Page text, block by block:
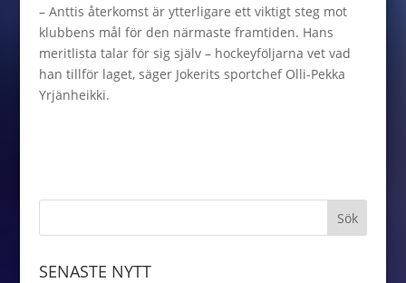
– Anttis återkomst är ytterligare ett viktigt steg mot
klubbens mål för den närmaste framtiden. Hans
meritlista talar för sig själv – hockeyföljarna vet vad
han tillför laget, säger Jokerits sportchef Olli-Pekka
Yrjänheikki.
SENASTE NYTT